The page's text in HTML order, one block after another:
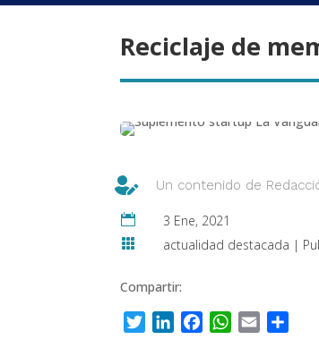
Reciclaje de
 Un contenido de
 3 Ene, 2021
 actualidad destacada |
Compartir:
TwitterLinkedInFacebookWhatsApp
Email